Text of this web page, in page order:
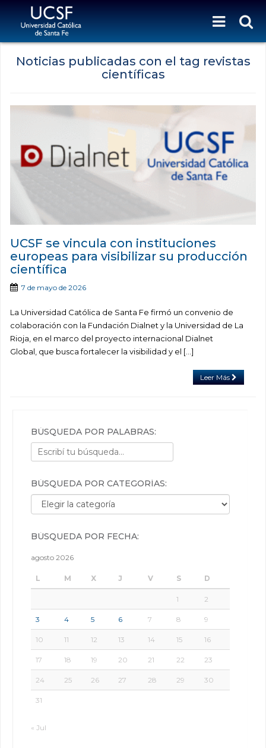
Noticias publicadas con el tag revistas
científicas
UCSF se vincula con instituciones
europeas para visibilizar su producción
científica
7 de mayo de 2026
La Universidad Católica de Santa Fe firmó un convenio de
colaboración con la Fundación Dialnet y la Universidad de La
Rioja, en el marco del proyecto internacional Dialnet
Global, que busca fortalecer la visibilidad y el […]
Leer Más
BÚSQUEDA POR PALABRAS:
BÚSQUEDA POR CATEGORÍAS:
Búsqueda por categorías:
BÚSQUEDA POR FECHA:
agosto 2026
L M X J V S D
1 2
3 4 5 6 7 8 9
10 11 12 13 14 15 16
17 18 19 20 21 22 23
24 25 26 27 28 29 30
31
« Jul